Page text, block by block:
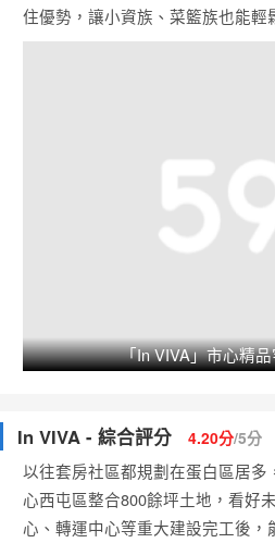
住優勢，讓小資族、菜籃族也能輕
「In VIVA」市心精
In VIVA - 綜合評分 4.20分/5分
以往套房社區都規劃在蛋白區居多
心西屯區整合800餘坪土地，看好
心、轉運中心等重大建設完工後，